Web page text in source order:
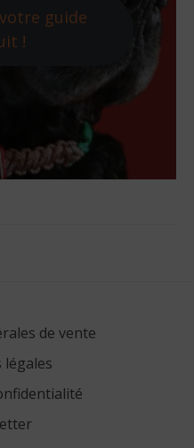
guide
!
de vente
légales